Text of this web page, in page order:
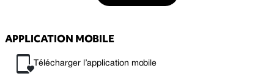
APPLICATION MOBILE
Télécharger l’application mobile